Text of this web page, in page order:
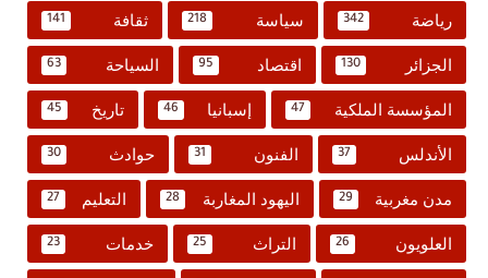
رياضة 342 سياسة 218 ثقافة 141
الجزائر 130 اقتصاد 95 السياحة 63
المؤسسة الملكية 47 إسبانيا 46 تاريخ 45
الأندلس 37 الفنون 31 حوادث 30
مدن مغربية 29 اليهود المغاربة 28 التعليم 27
العلويون 26 التراث 25 خدمات 23